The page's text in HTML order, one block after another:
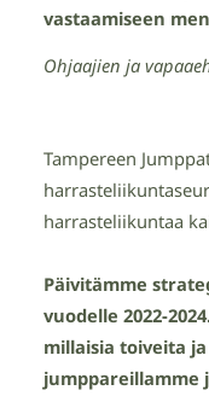
vastaamiseen
Ohjaajien ja
Tampereen
harrasteliikuntaa
Päivitämme
vuodelle 2022-
millaisia toiveita
jumppareillamme